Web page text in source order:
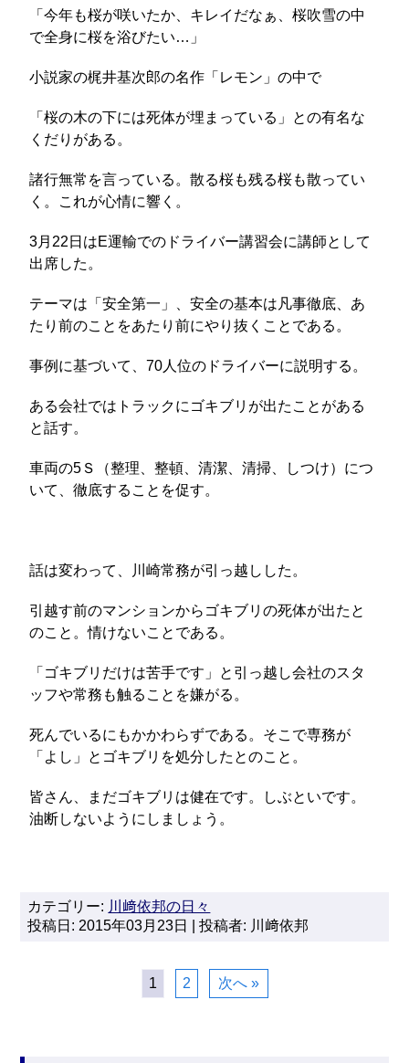
「今年も桜が咲いたか、キレイだなぁ、桜吹雪の中
で全身に桜を浴びたい…」
小説家の梶井基次郎の名作「レモン」の中で
「桜の木の下には死体が埋まっている」との有名な
くだりがある。
諸行無常を言っている。散る桜も残る桜も散ってい
く。これが心情に響く。
3月22日はE運輸でのドライバー講習会に講師として
出席した。
テーマは「安全第一」、安全の基本は凡事徹底、あ
たり前のことをあたり前にやり抜くことである。
事例に基づいて、70人位のドライバーに説明する。
ある会社ではトラックにゴキブリが出たことがある
と話す。
車両の5Ｓ（整理、整頓、清潔、清掃、しつけ）につ
いて、徹底することを促す。
話は変わって、川崎常務が引っ越しした。
引越す前のマンションからゴキブリの死体が出たと
のこと。情けないことである。
「ゴキブリだけは苦手です」と引っ越し会社のスタ
ッフや常務も触ることを嫌がる。
死んでいるにもかかわらずである。そこで専務が
「よし」とゴキブリを処分したとのこと。
皆さん、まだゴキブリは健在です。しぶといです。
油断しないようにしましょう。
カテゴリー: 川﨑依邦の日々
投稿日: 2015年03月23日 | 投稿者: 川﨑依邦
1 2 次へ »